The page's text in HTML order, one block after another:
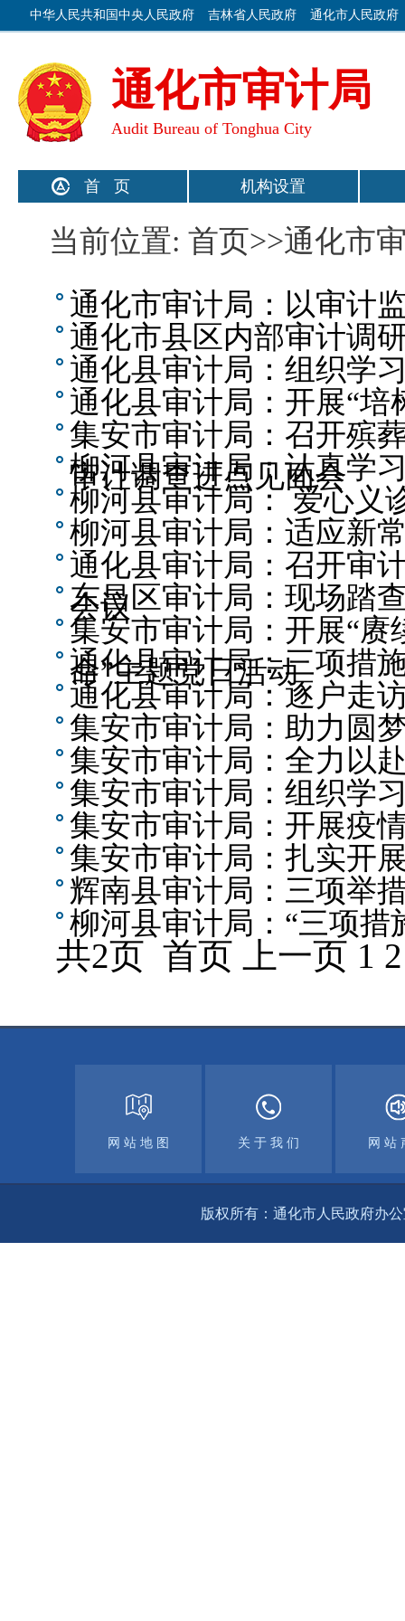
中华人民共和国中央人民政府 吉林省人民政府 通化市人民政府
通化市审计局
Audit Bureau of Tonghua City
首 页 机构设置
当前位置: 首页>>通化市
通化市审计局：以审计
通化市县区内部审计调
通化县审计局：组织学
通化县审计局：开展“培
集安市审计局：召开殡
审计调查进点见面会
柳河县审计局：认真学
柳河县审计局： 爱心义
柳河县审计局：适应新
通化县审计局：召开审
会议
东昌区审计局：现场踏
集安市审计局：开展“
命”主题党日活动
通化县审计局：三项措
通化县审计局：逐户走
集安市审计局：助力圆
集安市审计局：全力以
集安市审计局：组织学
集安市审计局：开展疫
集安市审计局：扎实开
辉南县审计局：三项举
柳河县审计局：“三项措
共2页 首页 上一页 1 2